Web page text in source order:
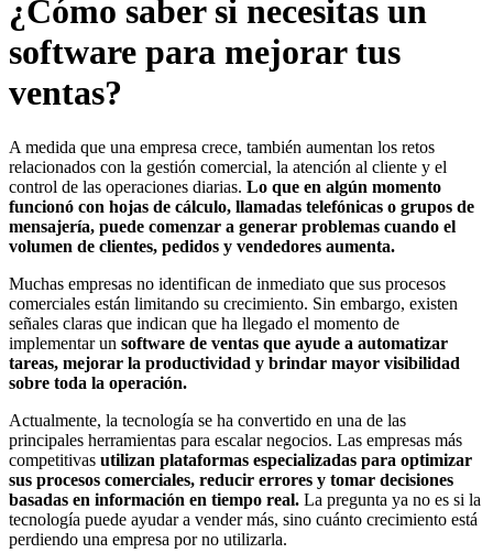
¿Cómo saber si necesitas un
software para mejorar tus
ventas?
A medida que una empresa crece, también aumentan los retos
relacionados con la gestión comercial, la atención al cliente y el
control de las operaciones diarias. Lo que en algún momento
funcionó con hojas de cálculo, llamadas telefónicas o grupos de
mensajería, puede comenzar a generar problemas cuando el
volumen de clientes, pedidos y vendedores aumenta.
Muchas empresas no identifican de inmediato que sus procesos
comerciales están limitando su crecimiento. Sin embargo, existen
señales claras que indican que ha llegado el momento de
implementar un software de ventas que ayude a automatizar
tareas, mejorar la productividad y brindar mayor visibilidad
sobre toda la operación.
Actualmente, la tecnología se ha convertido en una de las
principales herramientas para escalar negocios. Las empresas más
competitivas utilizan plataformas especializadas para optimizar
sus procesos comerciales, reducir errores y tomar decisiones
basadas en información en tiempo real. La pregunta ya no es si la
tecnología puede ayudar a vender más, sino cuánto crecimiento está
perdiendo una empresa por no utilizarla.